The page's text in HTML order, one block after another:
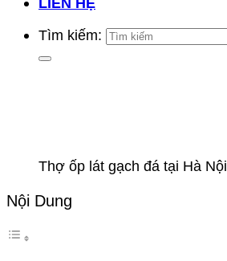
Tìm kiếm:
Thợ ốp lát gạch đá tại Hà Nội
Nội Dung